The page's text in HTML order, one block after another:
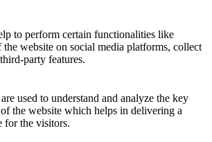
to perform certain functionalities like
the website on social media platforms, collect
party features.
used to understand and analyze the key
the website which helps in delivering a
for the visitors.